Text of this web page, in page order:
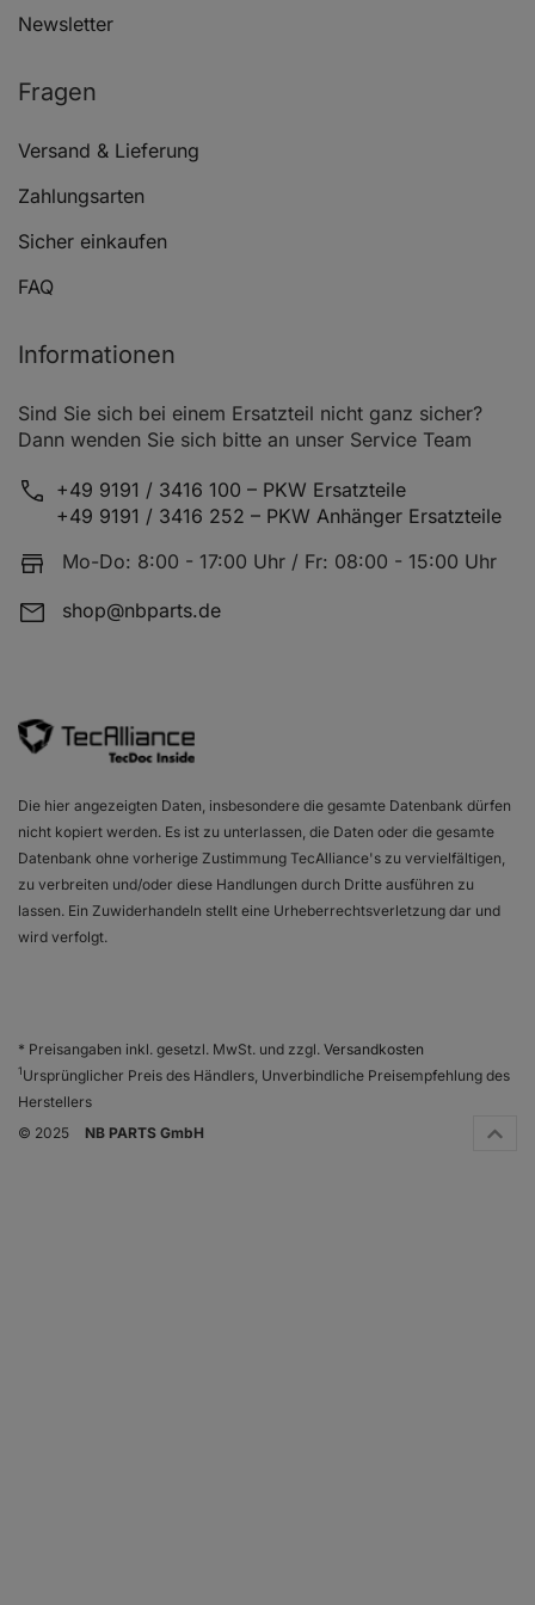
VW MULTIVAN T5 (7HM, 7HN, 7HF, 7EF, 7EM, 7EN)
VW MULTIVAN T5 (7HM, 7HN, 7HF, 7EF, 7EM, 7EN)
VW MULTIVAN T5 (7HM, 7HN, 7HF, 7EF, 7EM, 7EN)
VW MULTIVAN T5 (7HM, 7HN, 7HF, 7EF, 7EM, 7EN)
Newsletter
Fragen
Versand & Lieferung
Zahlungsarten
Sicher einkaufen
FAQ
Informationen
Sind Sie sich bei einem Ersatzteil nicht ganz sicher?
Dann wenden Sie sich bitte an unser Service Team
+49 9191 / 3416 100 – PKW Ersatzteile
+49 9191 / 3416 252 – PKW Anhänger Ersatzteile
Mo-Do: 8:00 - 17:00 Uhr / Fr: 08:00 - 15:00 Uhr
shop@nbparts.de
Die hier angezeigten Daten, insbesondere die gesamte Datenbank dürfen
nicht kopiert werden. Es ist zu unterlassen, die Daten oder die gesamte
Datenbank ohne vorherige Zustimmung TecAlliance's zu vervielfältigen,
zu verbreiten und/oder diese Handlungen durch Dritte ausführen zu
lassen. Ein Zuwiderhandeln stellt eine Urheberrechtsverletzung dar und
wird verfolgt.
* Preisangaben inkl. gesetzl. MwSt. und zzgl. Versandkosten
1Ursprünglicher Preis des Händlers, Unverbindliche Preisempfehlung des
Herstellers
© 2025
NB PARTS GmbH